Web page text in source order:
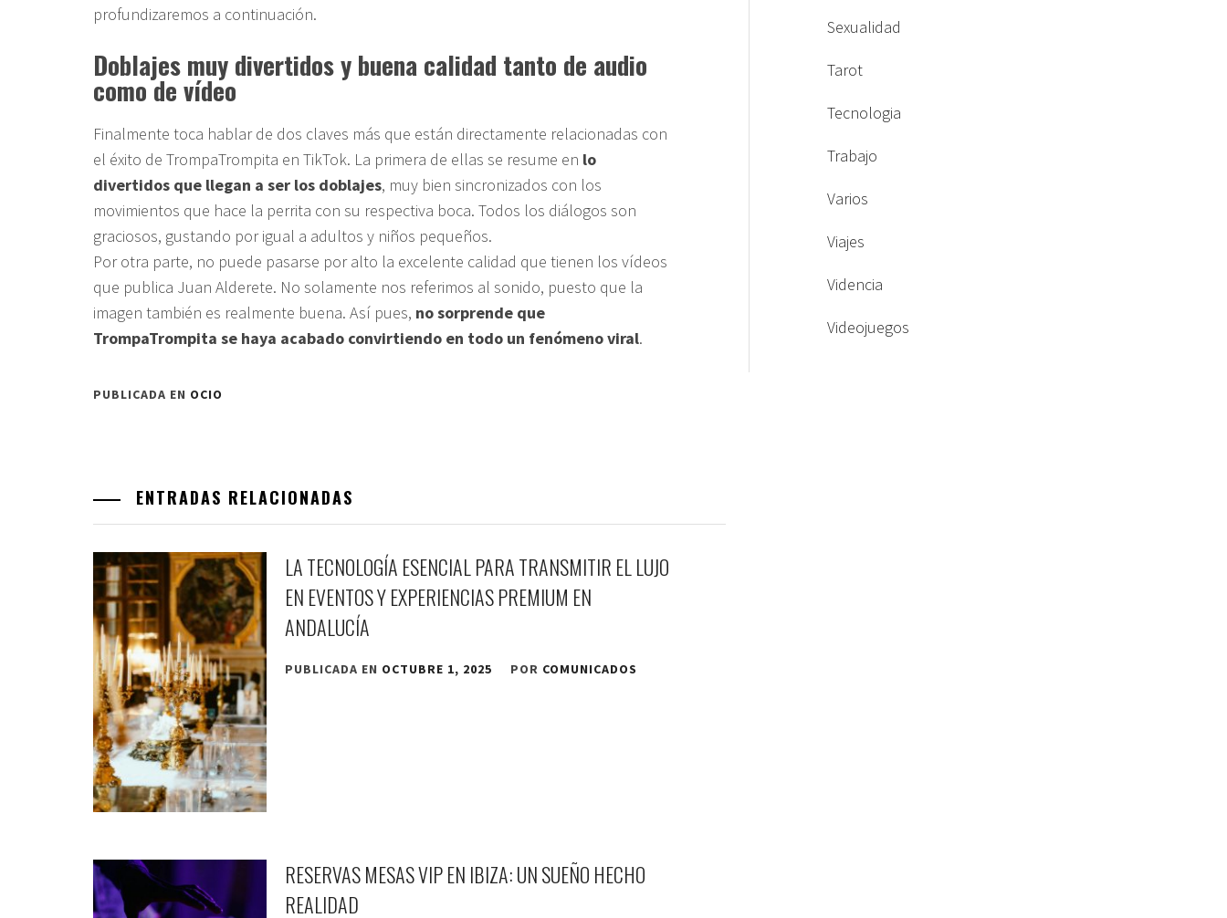
profundizaremos a continuación.
Doblajes muy divertidos y buena calidad tanto de audio
como de vídeo
Finalmente toca hablar de dos claves más que están directamente relacionadas con
el éxito de TrompaTrompita en TikTok. La primera de ellas se resume en lo
divertidos que llegan a ser los doblajes, muy bien sincronizados con los
movimientos que hace la perrita con su respectiva boca. Todos los diálogos son
graciosos, gustando por igual a adultos y niños pequeños.
Por otra parte, no puede pasarse por alto la excelente calidad que tienen los vídeos
que publica Juan Alderete. No solamente nos referimos al sonido, puesto que la
imagen también es realmente buena. Así pues, no sorprende que
TrompaTrompita se haya acabado convirtiendo en todo un fenómeno viral.
PUBLICADA EN OCIO
ENTRADAS RELACIONADAS
LA TECNOLOGÍA ESENCIAL PARA TRANSMITIR EL LUJO
EN EVENTOS Y EXPERIENCIAS PREMIUM EN
ANDALUCÍA
PUBLICADA EN OCTUBRE 1, 2025 POR COMUNICADOS
RESERVAS MESAS VIP EN IBIZA: UN SUEÑO HECHO
REALIDAD
Sexualidad
Tarot
Tecnologia
Trabajo
Varios
Viajes
Videncia
Videojuegos